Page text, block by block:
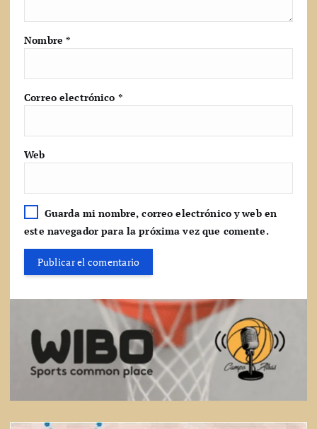
Nombre*
Correo electrónico *
Web
Guarda mi nombre, correo electrónico y web en
este navegador para la próxima vez que comente.